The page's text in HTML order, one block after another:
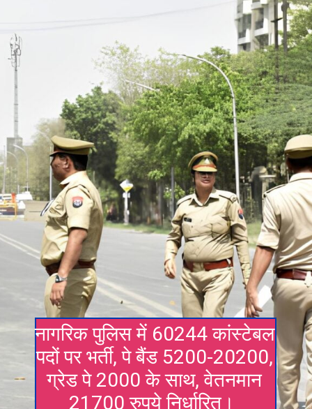
नागरिक पुलिस में 60244 कांस्टेबल
पदों पर भर्ती, पे बैंड 5200-20200,
ग्रेड पे 2000 के साथ, वेतनमान
21700 रुपये निर्धारित।